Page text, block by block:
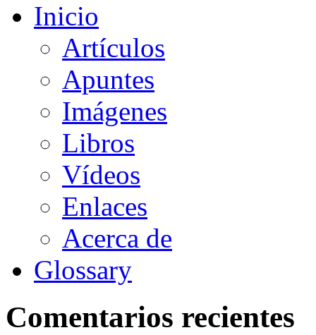
Inicio
Artículos
Apuntes
Imágenes
Libros
Vídeos
Enlaces
Acerca de
Glossary
Comentarios recientes